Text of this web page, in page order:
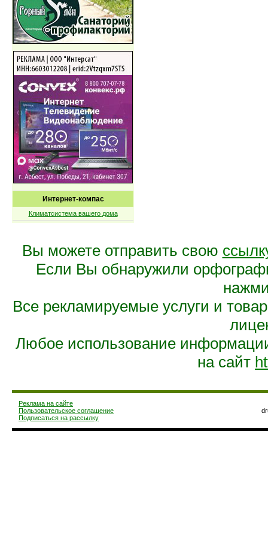
Интернет-компас
Климатсистема вашего дома
Вы можете отправить свою
Если Вы обнаружили
Все рекламируемые услуги и
Любое использование
на сайт
Реклама на сайте
Пользовательское соглашение
Подписаться на рассылку